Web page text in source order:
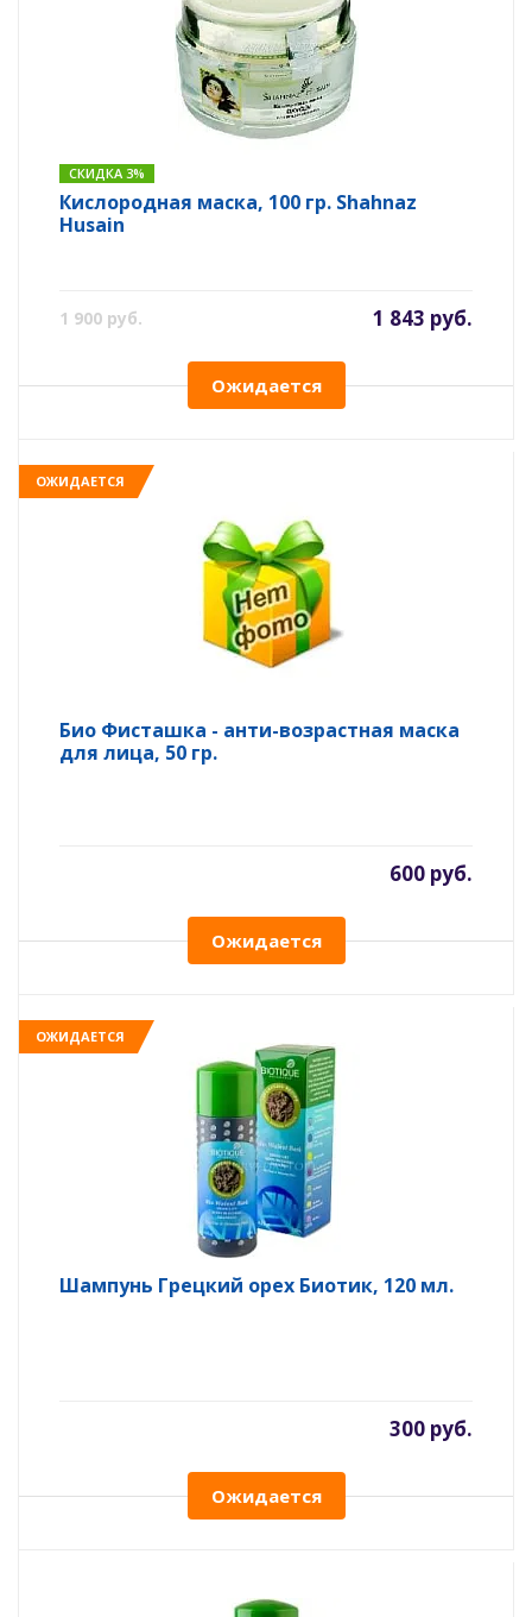
СКИДКА 3%
Кислородная маска, 100 гр. Shahnaz
Husain
1 900 руб. 1 843 руб.
Ожидается
ОЖИДАЕТСЯ
Био Фисташка - анти-возрастная маска
для лица, 50 гр.
600 руб.
Ожидается
ОЖИДАЕТСЯ
Шампунь Грецкий орех Биотик, 120 мл.
300 руб.
Ожидается